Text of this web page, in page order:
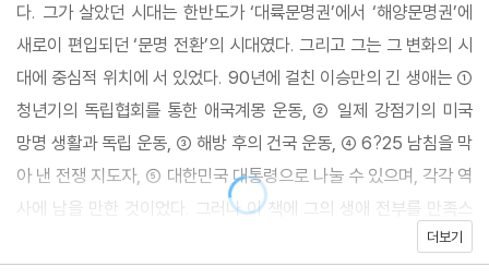
다. 그가 살았던 시대는 한반도가 ‘대륙문명권’에서 ‘해양문명권’에
새로이 편입되던 ‘문명 전환’의 시대였다. 그리고 그는 그 변화의 시
대에 중심적 위치에 서 있었다. 90년에 걸친 이승만의 긴 생애는 ①
청년기의 독립협회를 통한 애국계몽 운동, ② 일제 강점기의 미국
망명 생활과 독립 운동, ③ 해방 후의 건국 운동, ④ 6?25 남침을 막
아 낸 전쟁 지도자, ⑤ 대한민국 대통령으로 나눌 수 있으며, 각각 역
사에 남을 만한 것이었다. 그러나 이 책에 그의 생애 전부를 만족스
더보기